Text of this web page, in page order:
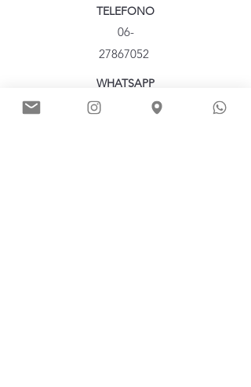
TELEFONO
06-
27867052
WHATSAPP
+39 392 656